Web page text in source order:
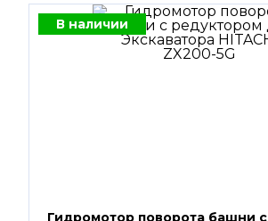
В наличии
Гидромотор поворота башни с